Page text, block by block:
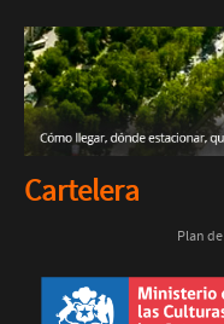
Cartelera
Plan